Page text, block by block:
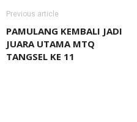
Previous article
PAMULANG KEMBALI JADI
JUARA UTAMA MTQ
TANGSEL KE 11